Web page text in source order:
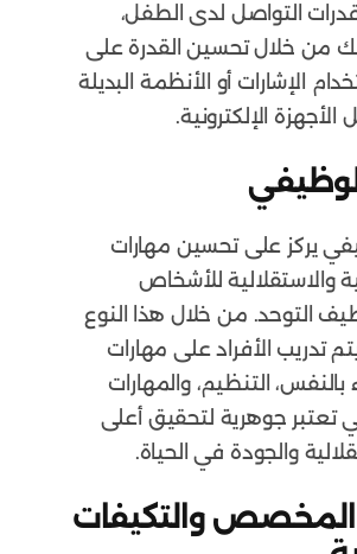
التواصل لدى الطفل،
من خلال تحسين القدرة على
الإشارات أو الأنظمة البديلة
الإلكترونية.
يركز على تحسين مهارات
والاستقلالية للأشخاص
التوحد. من خلال هذا النوع
تدريب الأفراد على مهارات
بالنفس، التنظيم، والمهارات
تعتبر جوهرية لتحقيق أعلى
والجودة في الحياة.
المخصص والتكيفات